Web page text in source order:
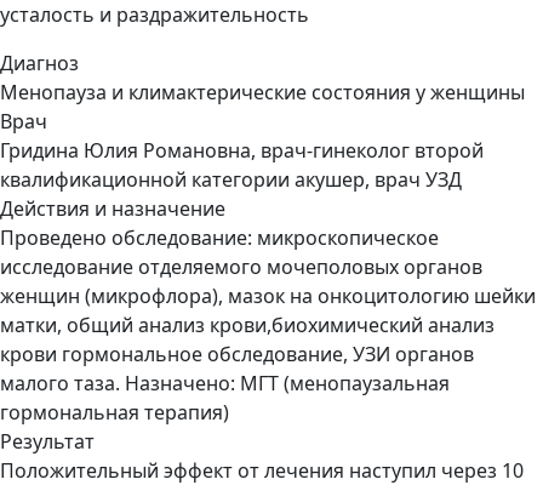
усталость и раздражительность
Диагноз
Менопауза и климактерические состояния у женщины
Врач
Гридина Юлия Романовна, врач-гинеколог второй
квалификационной категории акушер, врач УЗД
Действия и назначение
Проведено обследование: микроскопическое
исследование отделяемого мочеполовых органов
женщин (микрофлора), мазок на онкоцитологию шейки
матки, общий анализ крови,биохимический анализ
крови гормональное обследование, УЗИ органов
малого таза. Назначено: МГТ (менопаузальная
гормональная терапия)
Результат
Положительный эффект от лечения наступил через 10